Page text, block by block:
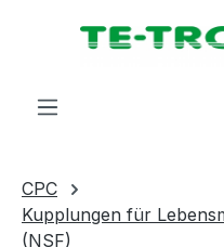
springen
CPC
Kupplungen für
(NSF)